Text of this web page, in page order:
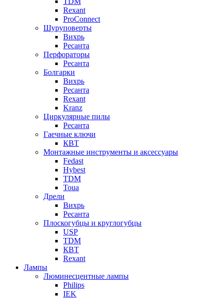
Rexant
ProConnect
Шуруповерты
Вихрь
Ресанта
Перфораторы
Ресанта
Болгарки
Вихрь
Ресанта
Rexant
Kranz
Циркулярные пилы
Ресанта
Гаечные ключи
КВТ
Монтажные инструменты и аксессуары
Fedast
Hybest
TDM
Toua
Дрели
Вихрь
Ресанта
Плоскогубцы и круглогубцы
USP
TDM
КВТ
Rexant
Лампы
Люминесцентные лампы
Philips
IEK